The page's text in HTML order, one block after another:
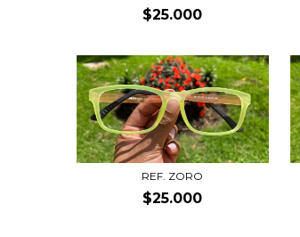
$25.000
REF. ZORO
$25.000